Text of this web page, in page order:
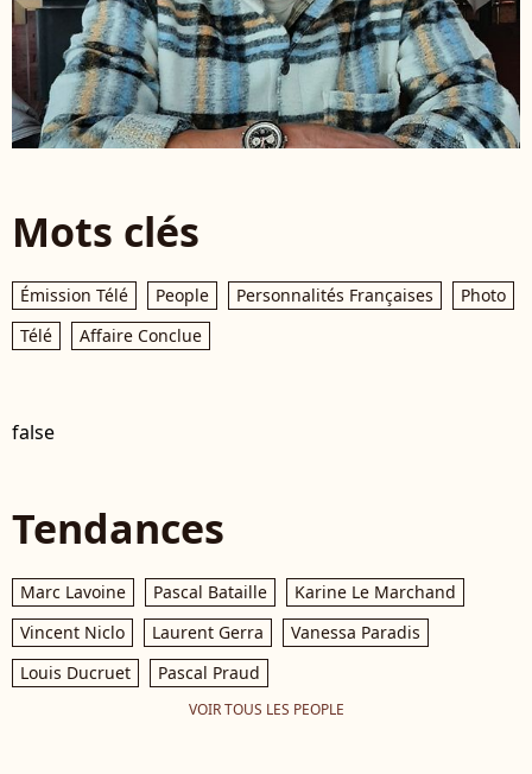
Mots clés
Émission Télé People Personnalités Françaises
Photo
Télé
Affaire Conclue
false
Tendances
Marc Lavoine Pascal Bataille
Karine Le Marchand
Vincent Niclo
Laurent Gerra
Vanessa Paradis
Louis Ducruet
Pascal Praud
VOIR TOUS LES PEOPLE